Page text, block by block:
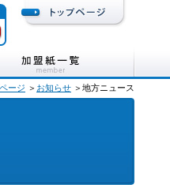
ージ ＞ お知らせ ＞地方ニュース